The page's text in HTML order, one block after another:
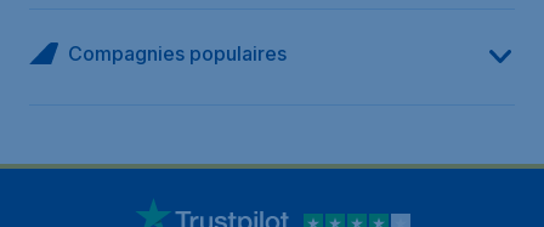
Compagnies populaires